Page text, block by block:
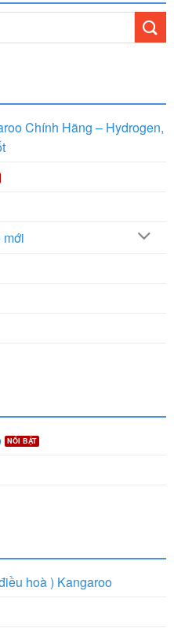
Chính Hãng – Hydrogen,
mới
hoà ) Kangaroo